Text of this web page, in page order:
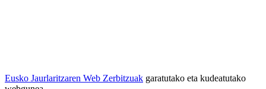
Eusko Jaurlaritzaren Web Zerbitzuak garatutako eta kudeatutako